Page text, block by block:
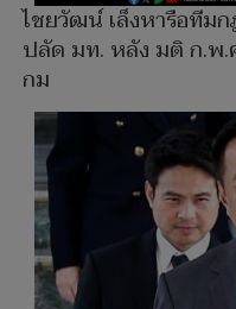
ไชยวัฒน์ เล็งหารือทีม
ปลัด มท. หลัง มติ ก.พ.
กม